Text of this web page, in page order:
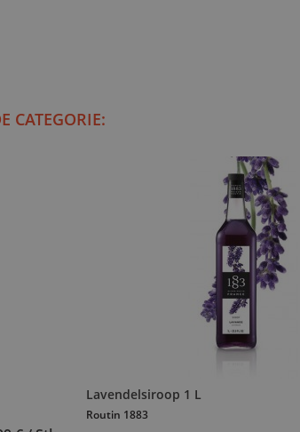
CATEGORIE:
Lavendelsiroop 1 L
Routin 1883